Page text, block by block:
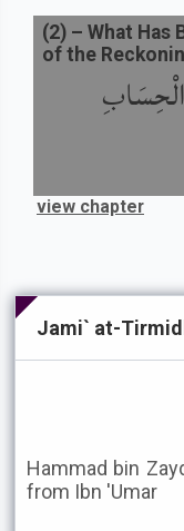
(2) – What Has
of the
view chapter
Jami` at-
Hammad bin
from Ibn 'Umar